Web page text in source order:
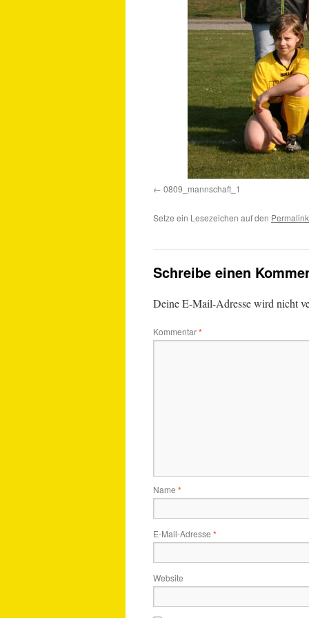
0809_mannschaft_1
Setze ein Lesezeichen auf den Permalink
Schreibe einen
Deine E-Mail-Adresse wird nicht
Kommentar*
Name *
E-Mail-Adresse *
Website